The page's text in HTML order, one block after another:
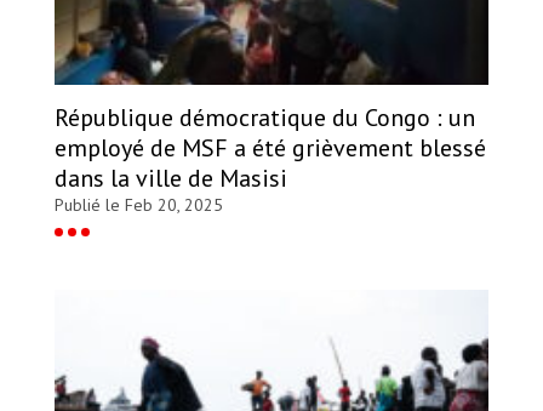
République démocratique du Congo : un
employé de MSF a été grièvement blessé
dans la ville de Masisi
Publié le Feb 20, 2025